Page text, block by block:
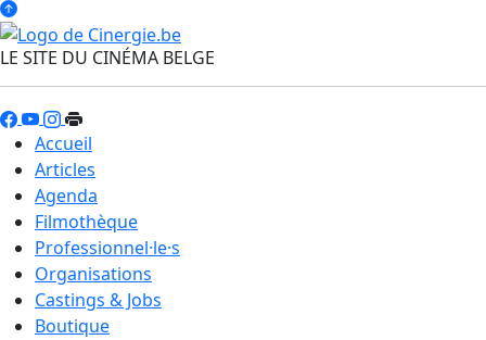
LE SITE DU CINÉMA BELGE
Accueil
Articles
Agenda
Filmothèque
Professionnel·le·s
Organisations
Castings & Jobs
Boutique